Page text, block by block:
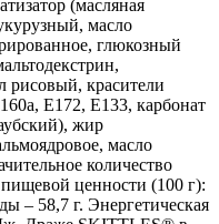
(масляная
масло
глюкозный
рисовый, красители
Е172, Е133, карбонат
жир
масло
количество
ценности (100 г):
– 58,7 г. Энергетическая